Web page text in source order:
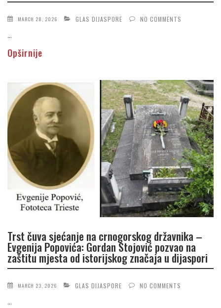
MARCH 28, 2026 GLAS DIJASPORE NO COMMENTS
...
Opširnije
Trst čuva sjećanje na crnogorskog državnika –
Evgenija Popovića: Gordan Stojović pozvao na
zaštitu mjesta od istorijskog značaja u dijaspori
MARCH 23, 2026 GLAS DIJASPORE NO COMMENTS
...